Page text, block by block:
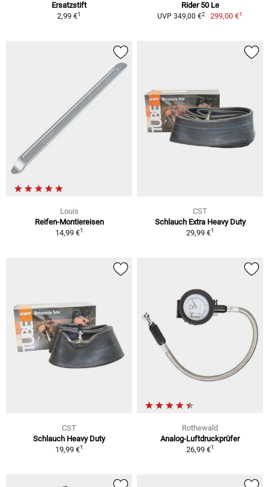
Ersatzstift
2,99 €1
Rider 50 Le
UVP 349,00 €2 299,00 €1
Louis
Reifen-Montiereisen
14,99 €1
CST
Schlauch Extra Heavy Duty
29,99 €1
CST
Schlauch Heavy Duty
19,99 €1
Rothewald
Analog-Luftdruckprüfer
26,99 €1